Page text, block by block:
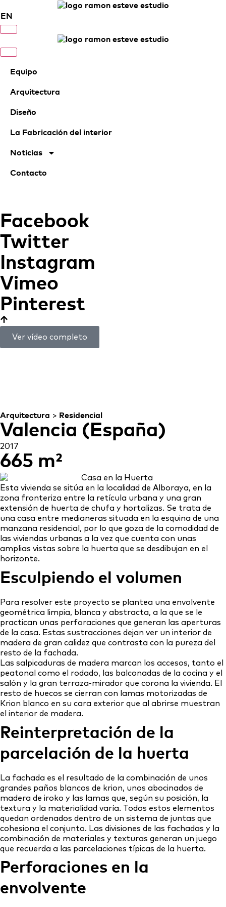
EN
Equipo
Arquitectura
Diseño
La Fabricación del interior
Noticias
Contacto
Facebook
Twitter
Instagram
Vimeo
Pinterest
Ver vídeo completo
Arquitectura > Residencial
Valencia (España)
2017
665 m²
Esta vivienda se sitúa en la localidad de Alboraya, en la
zona fronteriza entre la retícula urbana y una gran
extensión de huerta de chufa y hortalizas. Se trata de
una casa entre medianeras situada en la esquina de una
manzana residencial, por lo que goza de la comodidad de
las viviendas urbanas a la vez que cuenta con unas
amplias vistas sobre la huerta que se desdibujan en el
horizonte.
Esculpiendo el volumen
Para resolver este proyecto se plantea una envolvente
geométrica limpia, blanca y abstracta, a la que se le
practican unas perforaciones que generan las aperturas
de la casa. Estas sustracciones dejan ver un interior de
madera de gran calidez que contrasta con la pureza del
resto de la fachada.
Las salpicaduras de madera marcan los accesos, tanto el
peatonal como el rodado, las balconadas de la cocina y el
salón y la gran terraza-mirador que corona la vivienda. El
resto de huecos se cierran con lamas motorizadas de
Krion blanco en su cara exterior que al abrirse muestran
el interior de madera.
Reinterpretación de la
parcelación de la huerta
La fachada es el resultado de la combinación de unos
grandes paños blancos de krion, unos abocinados de
madera de iroko y las lamas que, según su posición, la
textura y la materialidad varía. Todos estos elementos
quedan ordenados dentro de un sistema de juntas que
cohesiona el conjunto. Las divisiones de las fachadas y la
combinación de materiales y texturas generan un juego
que recuerda a las parcelaciones típicas de la huerta.
Perforaciones en la
envolvente